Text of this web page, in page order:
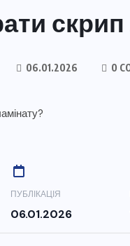
скрип
06.01.2026 0
ПУБЛІКАЦІЯ
06.01.2026